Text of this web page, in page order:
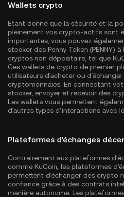
Wallets crypto
Étant donné que la sécurité et la
pleinement vos crypto-actifs sont
importantes, vous pouvez
stocker des Penny Token (PENNY)
cryptos non dépositaire, tel que
Ces wallets de crypto de premier
utilisateurs d'acheter ou
cryptomonnaies. En connectant
stocker, envoyer et recevoir des
Les wallets vous permettent
d'autres types d'interactions avec
Plateformes d'échanges
Contrairement aux plateformes
comme KuCoin, les plateformes
permettent d'échanger des crypto
confiance grâce à des contrats
manière autonome. Les